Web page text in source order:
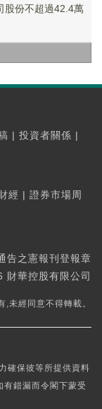
股份不超過42.4萬
| 投資者關係 |
經 | 證券市場周
告之憲報刊登報章
華控股有限公司
,未經同意不得轉載。
確保彼等所提供資料
錯漏而令閣下蒙受